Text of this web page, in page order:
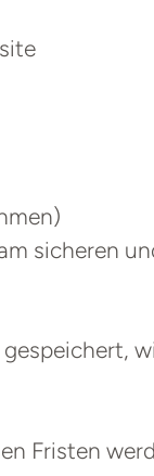
sicheren
Fristen